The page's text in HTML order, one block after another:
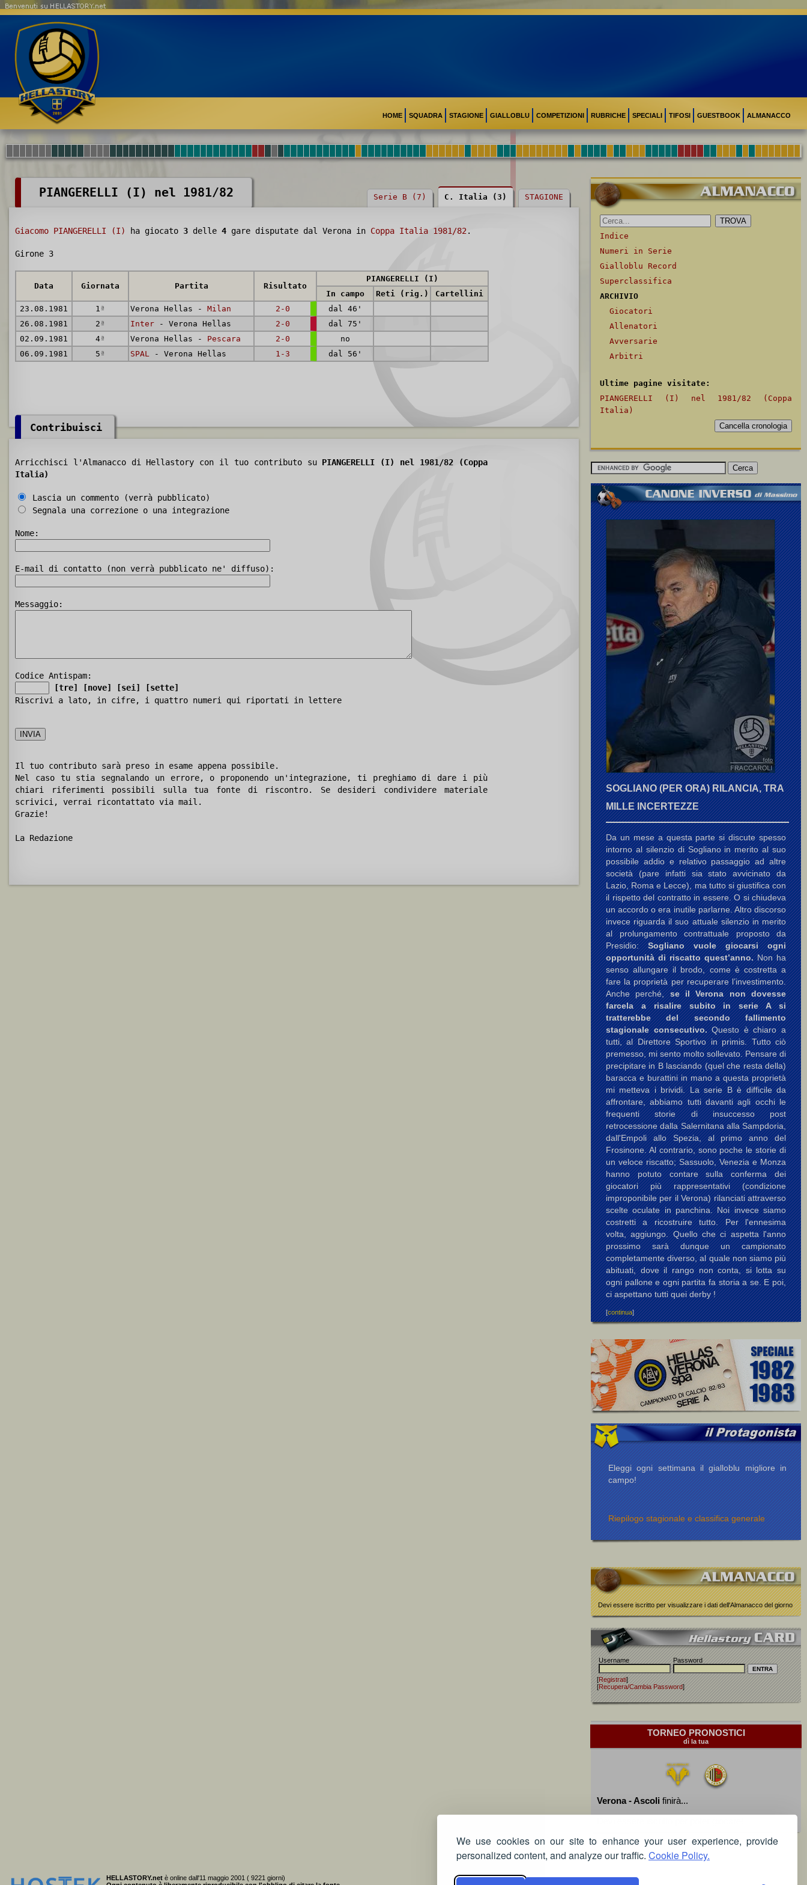
We use cookies on our site to enhance your user experience, provide
personalized content, and analyze our traffic. Cookie Policy.
HOME SQUADRA STAGIONE GIALLOBLU COMPETIZIONI RUBRICHE SPECIALI TIFOSI GUESTBOOK ALMANACCO
Benvenuti su HELLASTORY.net
PIANGERELLI (I) nel 1981/82 Serie B (7) C. Italia (3) STAGIONE
Giacomo PIANGERELLI (I) ha giocato 3 delle 4 gare disputate dal Verona in Coppa Italia 1981/82.
Girone 3
Data Giornata Partita Risultato
PIANGERELLI (I)
In campo
Reti (rig.)
Cartellini
23.08.1981
1 ª Verona Hellas - Milan 2-0
dal 46'
26.08.1981
2 ª Inter - Verona Hellas 2-0
dal 75'
02.09.1981
4ª Verona Hellas - Pescara 2-0
no
06.09.1981
5 ª SPAL - Verona Hellas 1-3 dal 56'
Contribuisci
Arricchisci l'Almanacco di Hellastory con il tuo contributo su PIANGERELLI (I) nel 1981/82 (Coppa
Italia)
Lascia un commento (verrà pubblicato)
Segnala una correzione o una integrazione
Nome:
E-mail di contatto (non verrà pubblicato ne' diffuso):
Messaggio:
Codice Antispam:
[tre]
[nove] [sei]
[sette]
Riscrivi a lato, in cifre, i quattro numeri qui riportati in lettere
Il tuo contributo sarà preso in esame appena possibile.
Nel caso tu stia segnalando un errore, o proponendo un'integrazione, ti preghiamo di dare i più
chiari riferimenti possibili sulla tua fonte di riscontro. Se desideri condividere materiale
scrivici, verrai ricontattato via mail.
Grazie!
La Redazione
Indice
Numeri in Serie
Gialloblu Record
Superclassifica
ARCHIVIO
Giocatori
Allenatori
Avversarie
Arbitri
Ultime pagine visitate:
PIANGERELLI (I) nel 1981/82 (Coppa
Italia)
SOGLIANO (PER ORA) RILANCIA, TRA
MILLE INCERTEZZE
Da un mese a questa parte si discute spesso
intorno al silenzio di Sogliano in merito al suo
possibile addio e relativo passaggio ad altre
società (pare infatti sia stato avvicinato da
Lazio, Roma e Lecce), ma tutto si giustifica con
il rispetto del contratto in essere. O si chiudeva
un accordo o era inutile parlarne. Altro discorso
invece riguarda il suo attuale silenzio in merito
al prolungamento contrattuale proposto da
Presidio:Sogliano vuole giocarsi ogni
opportunità di riscatto quest’anno.Non ha
senso allungare il brodo, come è costretta a
fare la proprietà per recuperare l’investimento.
Anche perché,se il Verona non dovesse
farcela a risalire subito in serie A si
tratterebbe del secondo fallimento
stagionale consecutivo.Questo è chiaro a
tutti, al Direttore Sportivo in primis. Tutto ciò
premesso, mi sento molto sollevato. Pensare di
precipitare in B lasciando (quel che resta della)
baracca e burattini in mano a questa proprietà
mi metteva i brividi. La serie B è difficile da
affrontare, abbiamo tutti davanti agli occhi le
frequenti storie di insuccesso post
retrocessione dalla Salernitana alla Sampdoria,
dall'Empoli allo Spezia, al primo anno del
Frosinone. Al contrario, sono poche le storie di
un veloce riscatto; Sassuolo, Venezia e Monza
hanno potuto contare sulla conferma dei
giocatori più rappresentativi (condizione
improponibile per il Verona) rilanciati attraverso
scelte oculate in panchina. Noi invece siamo
costretti a ricostruire tutto. Per l'ennesima
volta, aggiungo. Quello che ci aspetta l'anno
prossimo sarà dunque un campionato
completamente diverso, al quale non siamo più
abituati, dove il rango non conta, si lotta su
ogni pallone e ogni partita fa storia a se. E poi,
ci aspettano tutti quei derby !
[continua]
Eleggi ogni settimana il gialloblu migliore in
campo!
Riepilogo stagionale e classifica generale
Devi essere iscritto per visualizzare i dati dell'Almanacco del giorno
Username Password
[Registrati]
[Recupera/Cambia Password]
TORNEO PRONOSTICI
dì la tua
Verona - Ascoli finirà...
HELLASTORY.netè online dall'11 maggio 2001 ( 9221 giorni)